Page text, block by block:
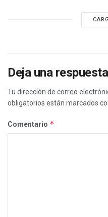
Deja una respuesta
Tu dirección de correo
obligatorios están marcados
Comentario *